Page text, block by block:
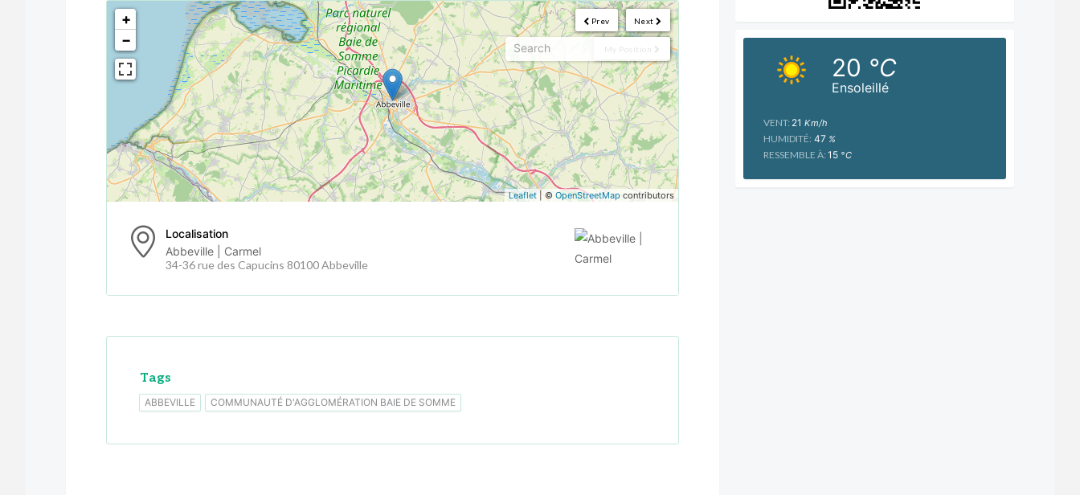
Next
Prev
My Position
<!---->
+
−
Leaflet| © OpenStreetMapcontributors
Localisation
Abbeville | Carmel
34-36 rue des Capucins 80100 Abbeville
Tags
ABBEVILLE COMMUNAUTÉ D'AGGLOMÉRATION BAIE DE SOMME
Ensoleillé
20 °C
VENT: 21 Km/h
HUMIDITÉ: 47 %
RESSEMBLE À: 15°C